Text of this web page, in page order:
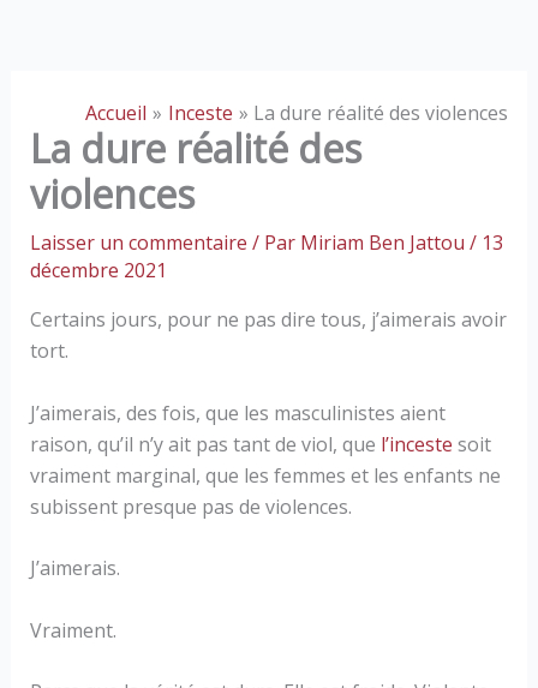
Accueil Inceste La dure réalité des violences
La dure réalité des
violences
Laisser un commentaire / Par Miriam Ben Jattou / 13
décembre 2021
Certains jours, pour ne pas dire tous, j’aimerais avoir
tort.
J’aimerais, des fois, que les masculinistes aient
raison, qu’il n’y ait pas tant de viol, que l’inceste soit
vraiment marginal, que les femmes et les enfants ne
subissent presque pas de violences.
J’aimerais.
Vraiment.